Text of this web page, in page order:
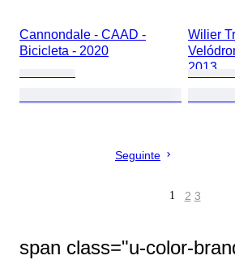
Cannondale - CAAD -
Bicicleta - 2020
Wilier
2013
Seguinte
1 2 3
span class="u-color-